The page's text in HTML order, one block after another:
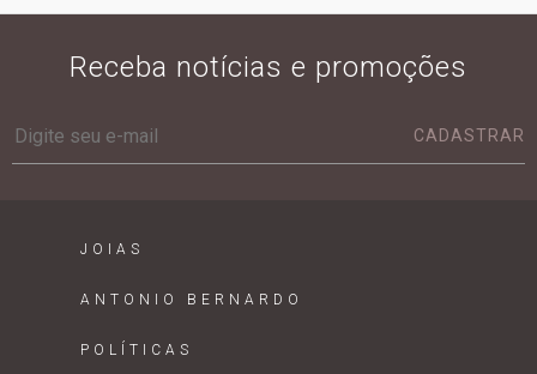
Receba notícias e promoções
CADASTRAR
JOIAS
ANTONIO BERNARDO
POLÍTICAS